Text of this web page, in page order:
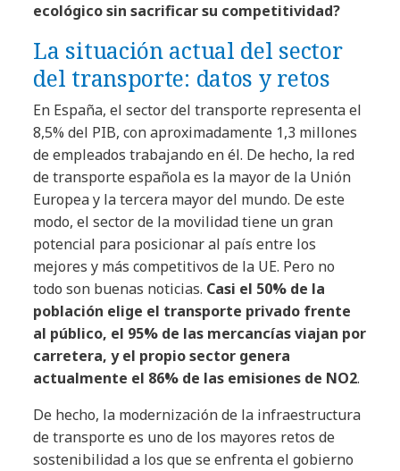
ecológico sin sacrificar su competitividad?
La situación actual del sector
del transporte: datos y retos
En España, el sector del transporte representa el
8,5% del PIB, con aproximadamente 1,3 millones
de empleados trabajando en él. De hecho, la red
de transporte española es la mayor de la Unión
Europea y la tercera mayor del mundo. De este
modo, el sector de la movilidad tiene un gran
potencial para posicionar al país entre los
mejores y más competitivos de la UE. Pero no
todo son buenas noticias. Casi el 50% de la
población elige el transporte privado frente
al público, el 95% de las mercancías viajan por
carretera, y el propio sector genera
actualmente el 86% de las emisiones de NO2.
De hecho, la modernización de la infraestructura
de transporte es uno de los mayores retos de
sostenibilidad a los que se enfrenta el gobierno